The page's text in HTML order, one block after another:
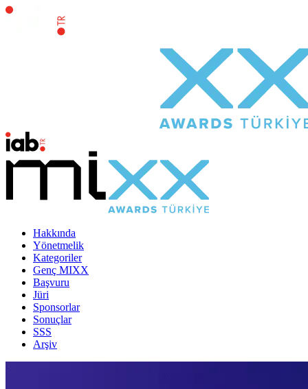
Hakkında
Yönetmelik
Kategoriler
Genç MIXX
Başvuru
Jüri
Sponsorlar
Sonuçlar
SSS
Arşiv